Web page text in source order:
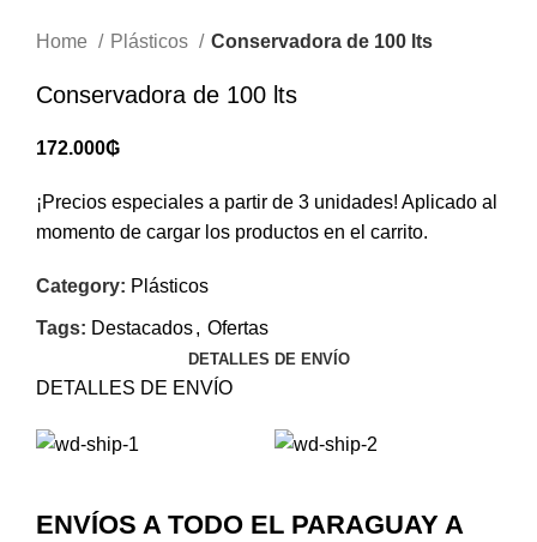
Home
Plásticos Conservadora de 100 lts
Conservadora de 100 lts
172.000₲
¡Precios especiales a partir de 3 unidades! Aplicado al
momento de cargar los productos en el carrito.
Category: Plásticos
Tags: Destacados, Ofertas
DETALLES DE ENVÍO
DETALLES DE ENVÍO
ENVÍOS A TODO EL PARAGUAY A